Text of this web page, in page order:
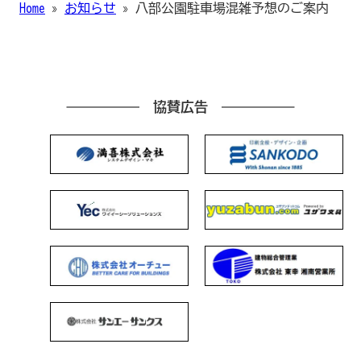
Home » お知らせ » 八部公園駐車場混雑予想のご案内
協賛広告